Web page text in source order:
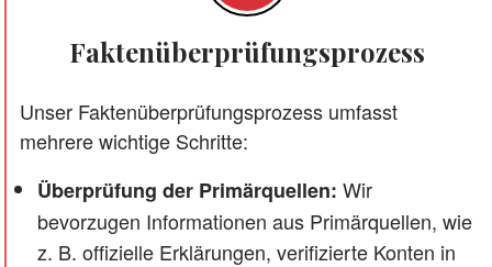
Faktenüberprüfungsprozess
Unser Faktenüberprüfungsprozess umfasst
mehrere wichtige Schritte:
Überprüfung der Primärquellen: Wir
bevorzugen Informationen aus Primärquellen, wie
z. B. offizielle Erklärungen, verifizierte Konten in